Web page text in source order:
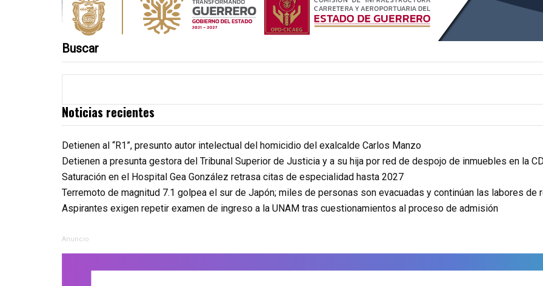
Buscar
Noticias recientes
Detienen al “R1”, presunto autor intelectual del homicidio del exalcalde Carlos Manzo
Detienen a presunta gestora del Tribunal Superior de Justicia y a su hija por red de despojo de inmuebles en la
Saturación en el Hospital Gea González retrasa citas de especialidad hasta 2027
Terremoto de magnitud 7.1 golpea el sur de Japón; miles de personas son evacuadas y continúan las labores de
Aspirantes exigen repetir examen de ingreso a la UNAM tras cuestionamientos al proceso de admisión
Anuncio